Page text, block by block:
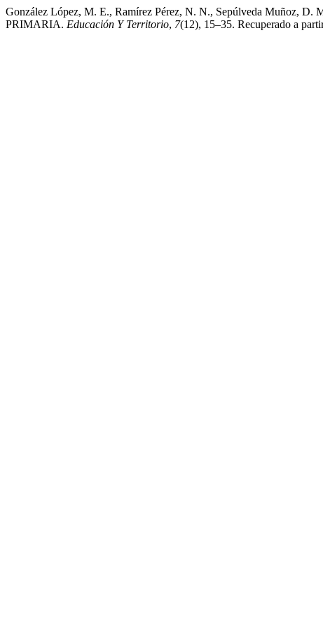
González López, M. E., Ramírez Pérez, N. N., Sepúlveda Muñoz,
PRIMARIA. Educación Y Territorio, 7(12), 15–35. Recuperado a